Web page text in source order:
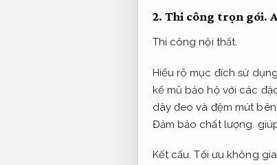
2. Thi công trọn gói.
Thi công nội thất.
Hiểu rõ mục đích sử
kế mũ bảo hộ với các
dây đeo và đệm mút
Đảm bảo chất lượng.
Kết cấu. Tối ưu không